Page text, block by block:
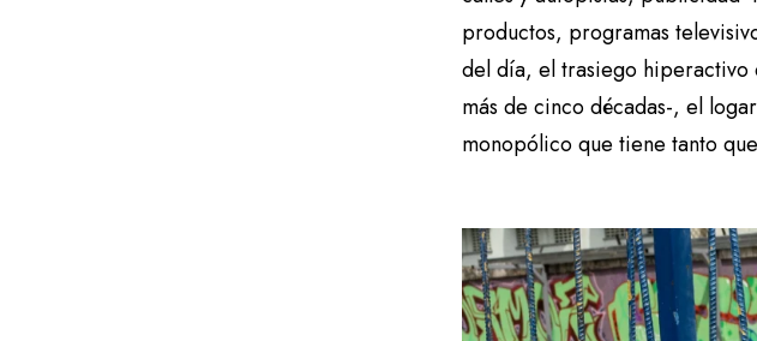
productos, programas
del día, el trasiego hiperactivo
más de cinco décadas-, el
monopólico que tiene tanto